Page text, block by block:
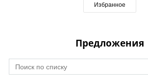
Избранное
Предложения